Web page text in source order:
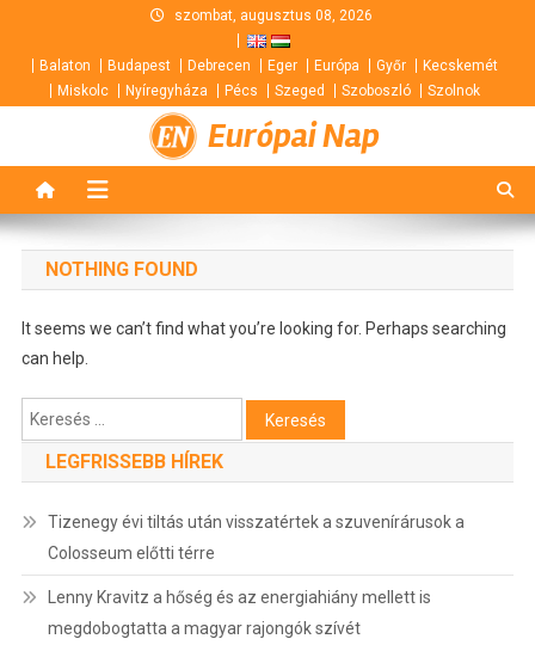
content
szombat, augusztus 08, 2026
Balaton Budapest Debrecen Eger Európa Győr
Kecskemét
Miskolc
Nyíregyháza Pécs Szeged Szoboszló Szolnok
Európai Nap
NOTHING FOUND
It seems we can’t find what you’re looking for. Perhaps searching
can help.
Keresés:
LEGFRISSEBB HÍREK
Tizenegy évi tiltás után visszatértek a szuvenírárusok a
Colosseum előtti térre
Lenny Kravitz a hőség és az energiahiány mellett is
megdobogtatta a magyar rajongók szívét